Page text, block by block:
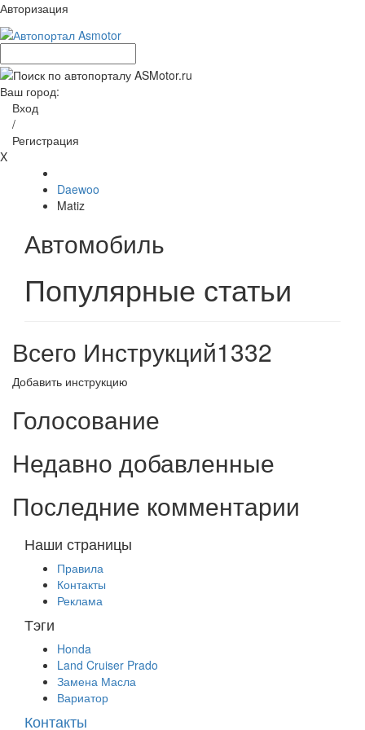
Авторизация
Ваш город:
Вход
/
Регистрация
X
Daewoo
Matiz
Автомобиль
Популярные статьи
Всего Инструкций1332
Добавить инструкцию
Голосование
Недавно добавленные
Последние комментарии
Наши страницы
Правила
Контакты
Реклама
Тэги
Honda
Land Cruiser Prado
Замена Масла
Вариатор
Контакты